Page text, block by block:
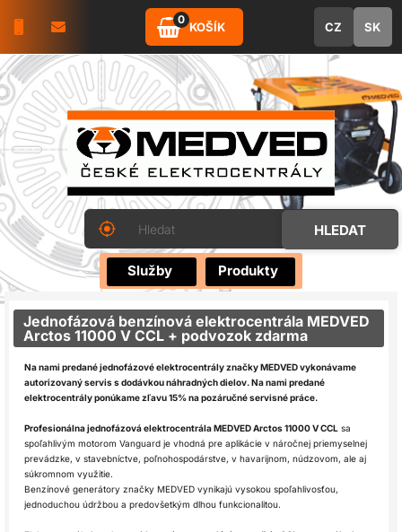
0
KOŠÍK CZ SK
Služby Produkty
Jednofázová benzínová elektrocentrála MEDVED
Arctos 11000 V CCL + podvozok zdarma
Na nami predané jednofázové elektrocentrály značky MEDVED vykonávame
autorizovaný servis s dodávkou náhradných dielov.Na nami predané
elektrocentrály ponúkame zľavu 15% na pozáručné servisné práce.
Profesionálna jednofázová elektrocentrála MEDVED Arctos 11000 V CCL sa
spoľahlivým motorom Vanguard je vhodná pre aplikácie v náročnej priemyselnej
prevádzke, v stavebníctve, poľnohospodárstve, v havarijnom, núdzovom, ale aj
súkromnom využitie.
Benzínové generátory značky MEDVED vynikajú vysokou spoľahlivosťou,
jednoduchou údržbou a predovšetkým dlhou funkcionalitou.